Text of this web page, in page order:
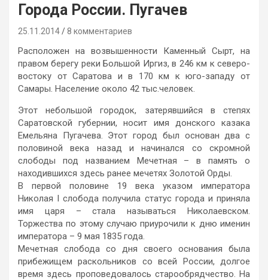
Города России. Пугачев
25.11.2014 8 комментариев
Расположен на возвышенности Каменный Сырт, на
правом берегу реки Большой Иргиз, в 246 км к северо-
востоку от Саратова и в 170 км к юго-западу от
Самары. Население около 42 тыс.человек.
Этот небольшой городок, затерявшийся в степях
Саратовской губернии, носит имя донского казака
Емельяна Пугачева. Этот город был основан два с
половиной века назад и начинался со скромной
слободы под названием Мечетная – в память о
находившихся здесь ранее мечетях Золотой Орды.
В первой половине 19 века указом императора
Николая I слобода получила статус города и приняла
имя царя – стала называться Николаевском.
Торжества по этому случаю приурочили к дню именин
императора – 9 мая 1835 года.
Мечетная слобода со дня своего основания была
прибежищем раскольников со всей России, долгое
время здесь проповедовалось старообрядчество. На